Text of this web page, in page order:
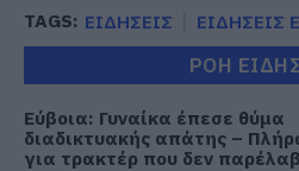
TAGS: ΕΙΔΗΣΕΙΣ ΕΙΔΗΣΕΙΣ
ΡΟΗ
Εύβοια: Γυναίκα έπεσε θύμα
διαδικτυακής απάτης –
για τρακτέρ που δεν